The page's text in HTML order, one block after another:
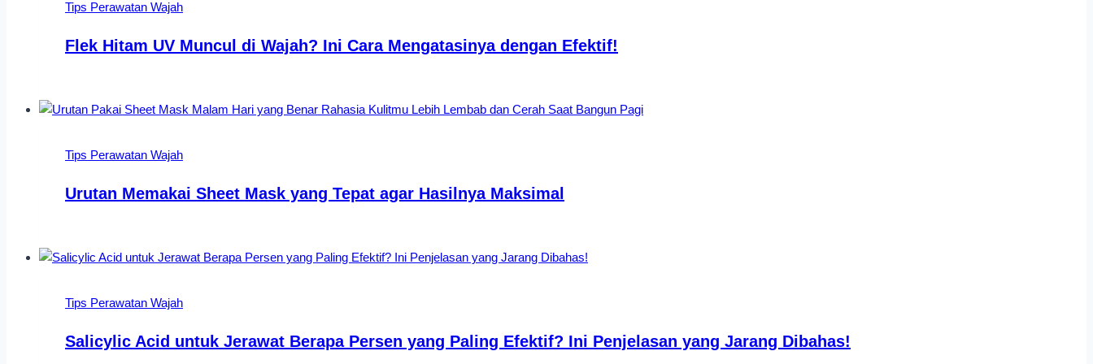
Tips Perawatan Wajah
Flek Hitam UV Muncul di Wajah? Ini Cara Mengatasinya dengan Efektif!
Tips Perawatan Wajah
Urutan Memakai Sheet Mask yang Tepat agar Hasilnya Maksimal
Tips Perawatan Wajah
Salicylic Acid untuk Jerawat Berapa Persen yang Paling Efektif? Ini Penjelasan yang Jarang Dibahas!